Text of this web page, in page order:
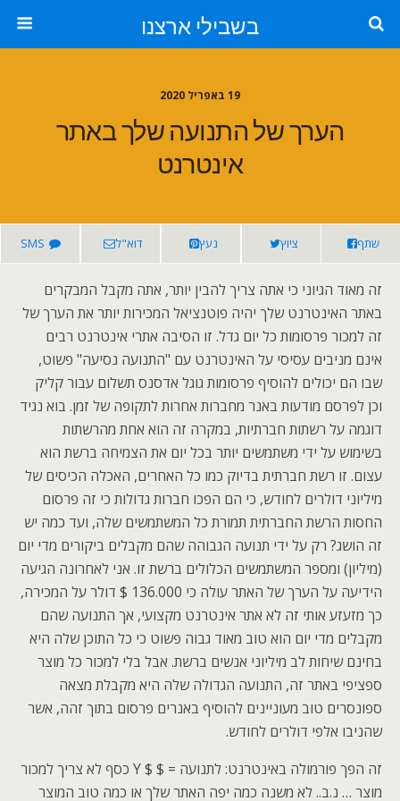
בשבילי ארצנו
19 באפריל 2020
הערך של התנועה שלך באתר
אינטרנט
שתף ציוץ נעץ דוא"ל SMS
זה מאוד הגיוני כי אתה צריך להבין יותר, אתה מקבל המבקרים
באתר האינטרנט שלך יהיה פוטנציאל המכירות יותר את הערך של
זה למכור פרסומות כל יום גדל. זו הסיבה אתרי אינטרנט רבים
אינם מניבים עסיסי על האינטרנט עם "התנועה נסיעה" פשוט,
שבו הם יכולים להוסיף פרסומות גוגל אדסנס תשלום עבור קליק
וכן לפרסם מודעות באנר מחברות אחרות לתקופה של זמן. בוא נגיד
דוגמה על רשתות חברתיות, במקרה זה הוא אחת מהרשתות
בשימוש על ידי משתמשים יותר בכל יום את הצמיחה ברשת הוא
עצום. זו רשת חברתית בדיוק כמו כל האחרים, האכלה הכיסים של
מיליוני דולרים לחודש, כי הם הפכו חברות גדולות כי זה פרסום
החסות הרשת החברתית תמורת כל המשתמשים שלה, ועד כמה יש
זה הושג? רק על ידי תנועה הגבוהה שהם מקבלים ביקורים מדי יום
(מיליון) ומספר המשתמשים הכלולים ברשת זו. אני לאחרונה הגיעה
הידיעה על הערך של האתר עולה כי 136.000 $ דולר על המכירה,
כך מזעזע אותי זה לא אתר אינטרנט מקצועי, אך התנועה שהם
מקבלים מדי יום הוא טוב מאוד גבוה פשוט כי כל התוכן שלה היא
בחינם שיחות לב מיליוני אנשים ברשת. אבל בלי למכור כל מוצר
ספציפי באתר זה, התנועה הגדולה שלה היא מקבלת מצאה
ספונסרים טוב מעוניינים להוסיף באנרים פרסום בתוך זהה, אשר
שהניבו אלפי דולרים לחודש.
זה הפך פורמולה באינטרנט: לתנועה = $ $ Y כסף לא צריך למכור
מוצר … נ.ב.. לא משנה כמה יפה האתר שלך או כמה טוב המוצר